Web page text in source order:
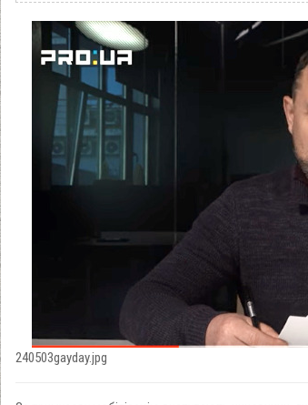
240503gayday.jpg